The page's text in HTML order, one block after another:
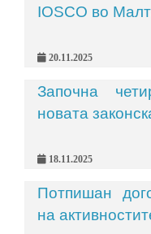
IOSCO во
20.11.2025
Започна
новата
18.11.2025
Потпишан
на